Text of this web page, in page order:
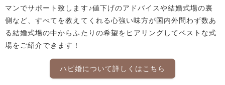
マンでサポート致します♪値下げのアドバイスや結婚式場の裏
側など、すべてを教えてくれる心強い味方が国内外問わず数あ
る結婚式場の中からふたりの希望をヒアリングしてベストな式
場をご紹介できます！
ハピ婚について詳しくはこちら